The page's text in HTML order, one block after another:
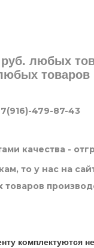
любых
479-87-43
качества -
то у нас на
комплектуются